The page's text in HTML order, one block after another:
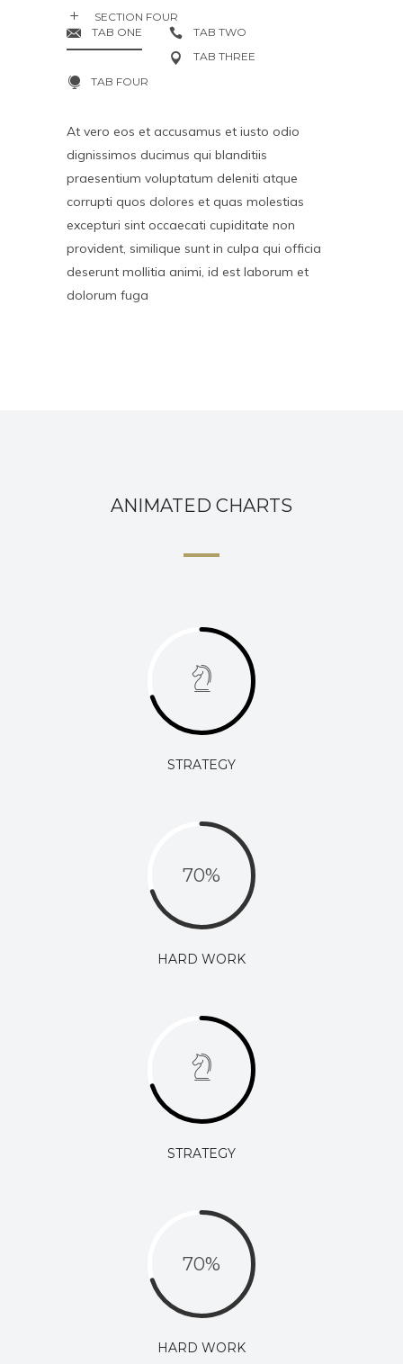
SECTION FOUR
TAB ONE
TAB TWO
TAB THREE
TAB FOUR
At vero eos et accusamus et iusto odio
dignissimos ducimus qui blanditiis
praesentium voluptatum deleniti atque
corrupti quos dolores et quas molestias
excepturi sint occaecati cupiditate non
provident, similique sunt in culpa qui officia
deserunt mollitia animi, id est laborum et
dolorum fuga
ANIMATED CHARTS
STRATEGY
70%
HARD WORK
STRATEGY
70%
HARD WORK